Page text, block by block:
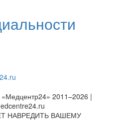
2011–2026 |
НАВРЕДИТЬ ВАШЕМУ